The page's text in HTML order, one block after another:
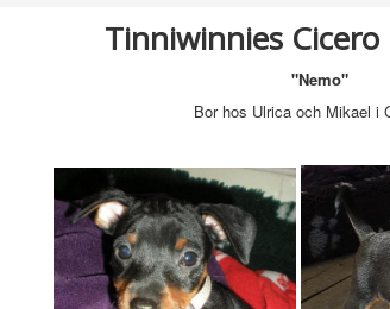
Tinniwinnies Cicero
"Nemo"
Bor hos Ulrica och Mikael i